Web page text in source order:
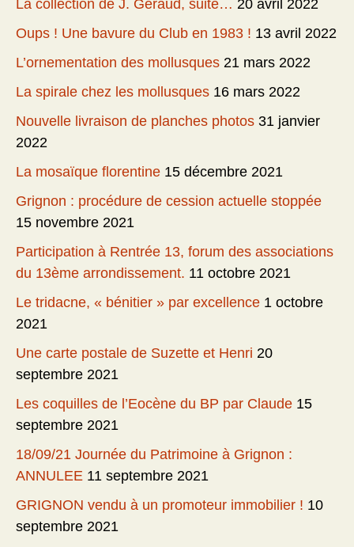
La collection de J. Géraud, suite… 20 avril 2022
Oups ! Une bavure du Club en 1983 ! 13 avril 2022
L’ornementation des mollusques 21 mars 2022
La spirale chez les mollusques 16 mars 2022
Nouvelle livraison de planches photos 31 janvier
2022
La mosaïque florentine 15 décembre 2021
Grignon : procédure de cession actuelle stoppée
15 novembre 2021
Participation à Rentrée 13, forum des associations
du 13ème arrondissement. 11 octobre 2021
Le tridacne, « bénitier » par excellence 1 octobre
2021
Une carte postale de Suzette et Henri 20
septembre 2021
Les coquilles de l’Eocène du BP par Claude 15
septembre 2021
18/09/21 Journée du Patrimoine à Grignon :
ANNULEE 11 septembre 2021
GRIGNON vendu à un promoteur immobilier ! 10
septembre 2021